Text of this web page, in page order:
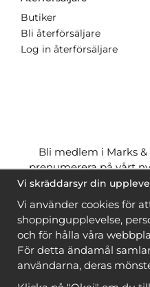
Butiker
Bli återförsäljare
Log in återförsäljare
Bli medlem i Marks
prenumerera på vårt
ner många mönster
när du handlar garn till
är
gratis när
Bli
Vi skräddarsyr din
Vi använder cookies för
shoppingupplevelse,
och för hålla våra
För detta ändamål
användarna, deras